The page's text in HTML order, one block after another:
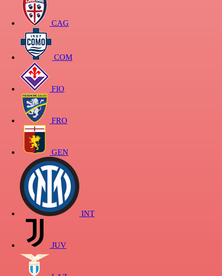
CAG
COM
FIO
FRO
GEN
INT
JUV